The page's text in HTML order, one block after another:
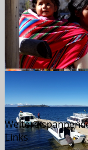
Weitere
Links: